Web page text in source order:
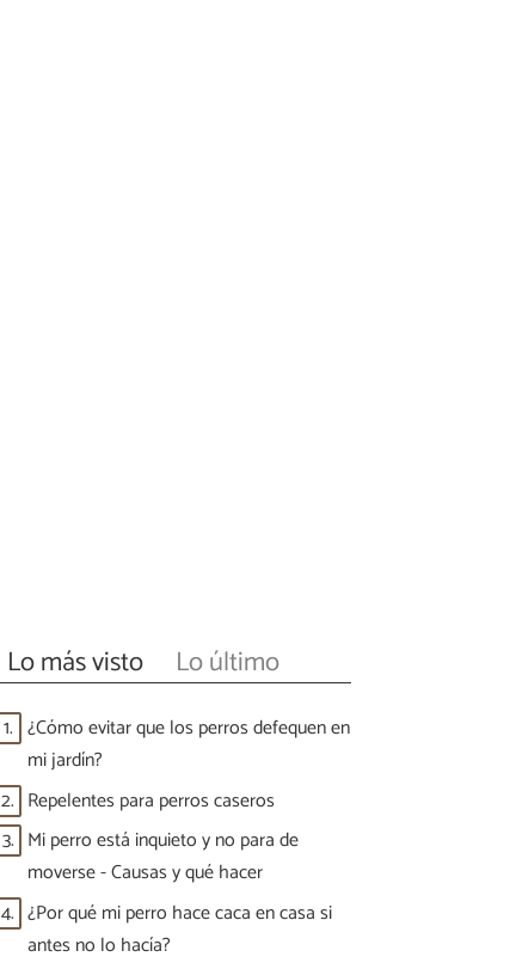
Lo más visto Lo último
1. ¿Cómo evitar que los perros defequen en
mi jardín?
2. Repelentes para perros caseros
3. Mi perro está inquieto y no para de
moverse - Causas y qué hacer
4. ¿Por qué mi perro hace caca en casa si
antes no lo hacía?